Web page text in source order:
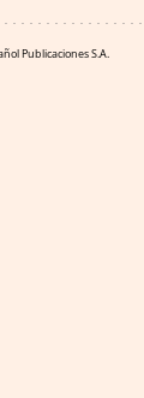
Publicaciones S.A.